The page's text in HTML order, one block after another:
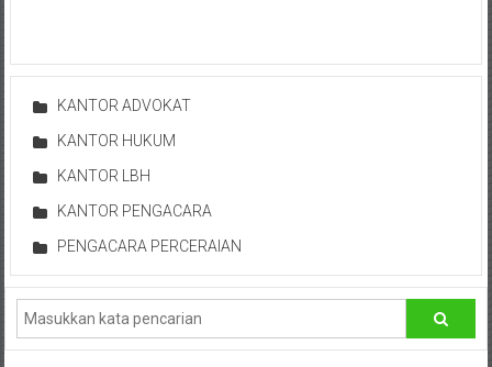
Palembang,
Bandar
Lampung,
Badung,
Gianyar,
Mataram,
Lombok,
KANTOR ADVOKAT
KANTOR HUKUM
KANTOR LBH
KANTOR PENGACARA
PENGACARA PERCERAIAN